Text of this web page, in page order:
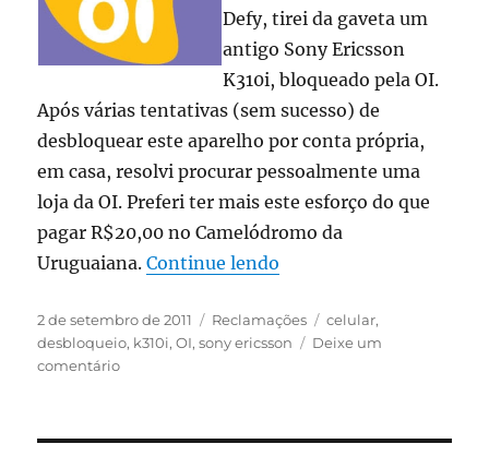
Defy, tirei da gaveta um
antigo Sony Ericsson
K310i, bloqueado pela OI.
Após várias tentativas (sem sucesso) de
desbloquear este aparelho por conta própria,
em casa, resolvi procurar pessoalmente uma
loja da OI. Preferi ter mais este esforço do que
pagar R$20,00 no Camelódromo da
Uruguaiana.Continue lendo
Publicado
em
2 de setembro de 2011 Categorias
Reclamações Tags
celular,
desbloqueio, k310i,OI,sony ericsson
Deixe um
comentárioem